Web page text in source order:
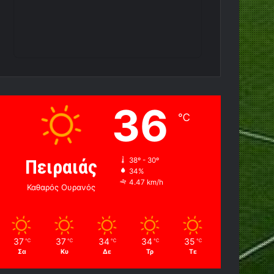
Πειραιάς
Καθαρός Ουρανός
36 ℃
38º - 30º
34%
4.47 km/h
37 ℃
Σα
37 ℃
Κυ
34 ℃
Δε
34 ℃
Τρ
35 ℃
Τε